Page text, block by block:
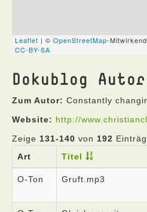
Dokublog
Zum Autor: Constantly
Website: http://
Zeige 131-140 von 192
Art
Titel
O-Ton Gruft.mp3